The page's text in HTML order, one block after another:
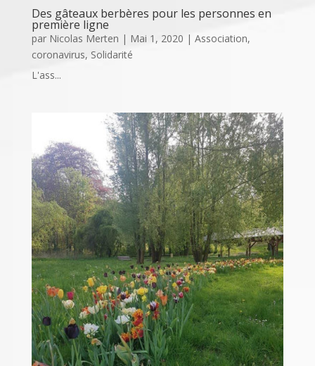
Des gâteaux berbères pour les personnes en
première ligne
par Nicolas Merten | Mai 1, 2020 | Association,
coronavirus, Solidarité
L'ass...